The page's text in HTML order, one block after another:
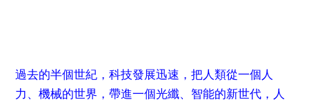
過去的半個世紀，科技發展迅速，把人類從一個人
力、機械的世界，帶進一個光纖、智能的新世代，人